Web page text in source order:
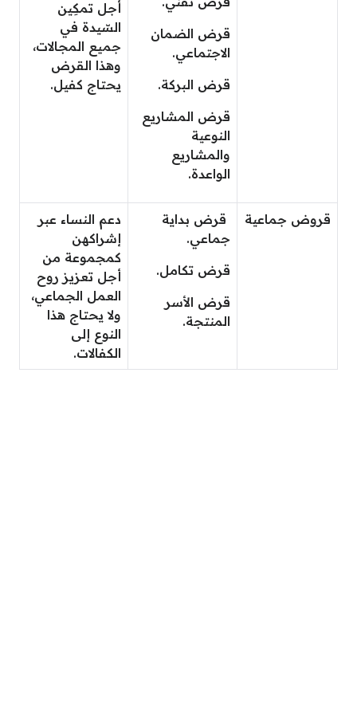
قرض الضمان
الاجتماعي.
قرض البركة.
قرض المشاريع
النوعية
والمشاريع
الواعدة.
أجل تمكِين
السّيدة في
جميع المجالات،
وهذا القرض
يحتاج كفيل.
قروض جماعية
قرض بداية
جماعي.
قرض تكامل.
قرض الأسر
المنتجة.
دعم النساء عبر
إشراكهن
كمجموعة من
أجل تعزيز روح
العمل الجماعي،
ولا يحتاج هذا
النوع إلى
الكفالات.